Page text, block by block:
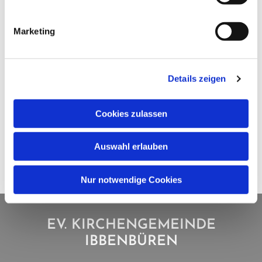
Marketing
Details zeigen
Cookies zulassen
Auswahl erlauben
Nur notwendige Cookies
EV. KIRCHENGEMEINDE
IBBENBÜREN